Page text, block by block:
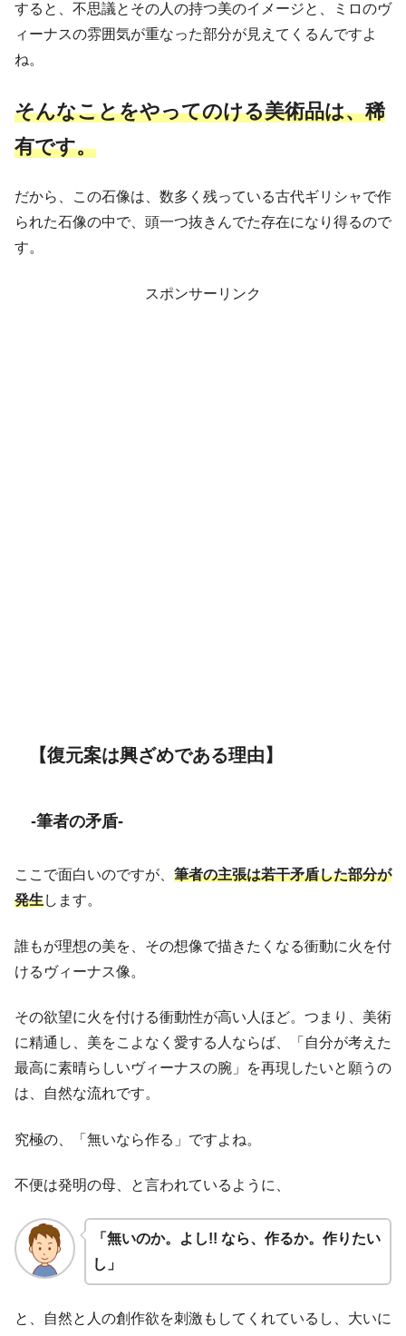
すると、不思議とその人の持つ美のイメージと、ミロのヴ
ィーナスの雰囲気が重なった部分が見えてくるんですよ
ね。
そんなことをやってのける美術品は、稀
有です。
だから、この石像は、数多く残っている古代ギリシャで作
られた石像の中で、頭一つ抜きんでた存在になり得るので
す。
スポンサーリンク
【復元案は興ざめである理由】
-筆者の矛盾-
ここで面白いのですが、 筆者の主張は若干矛盾した部分が
発生します。
誰もが理想の美を、その想像で描きたくなる衝動に火を付
けるヴィーナス像。
その欲望に火を付ける衝動性が高い人ほど。つまり、美術
に精通し、美をこよなく愛する人ならば、「自分が考えた
最高に素晴らしいヴィーナスの腕」を再現したいと願うの
は、自然な流れです。
究極の、「無いなら作る」ですよね。
不便は発明の母、と言われているように、
「無いのか。よし!! なら、作るか。作りたい
し」
と、自然と人の創作欲を刺激もしてくれているし、大いに